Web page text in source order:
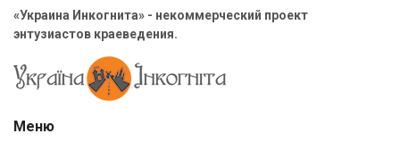
«Украина Инкогнита» - некоммерческий проект
энтузиастов краеведения.
Меню